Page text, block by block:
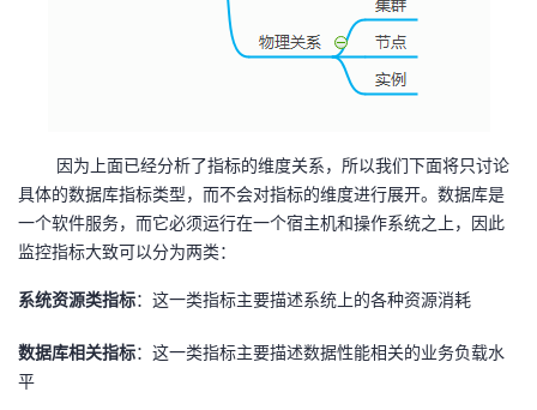
因为上面已经分析了指标的维度关系，所以我们下面将只讨论
具体的数据库指标类型，而不会对指标的维度进行展开。数据库是
一个软件服务，而它必须运行在一个宿主机和操作系统之上，因此
监控指标大致可以分为两类：
系统资源类指标：这一类指标主要描述系统上的各种资源消耗
数据库相关指标：这一类指标主要描述数据性能相关的业务负载水
平